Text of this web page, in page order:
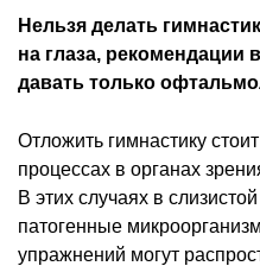
Нельзя делать
на глаза, рекомендации
давать только
Отложить гимнастику
процессах в органах
В этих случаях в
патогенные
упражнений могут